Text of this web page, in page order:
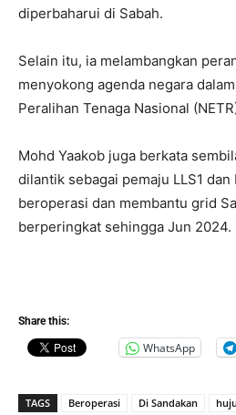
diperbaharui di Sabah.
Selain itu, ia melambangkan
menyokong agenda negara
Peralihan Tenaga Nasional
Mohd Yaakob juga berkata
dilantik sebagai pemaju LLS1 dan
beroperasi dan membantu grid
berperingkat sehingga Jun 2024.
Share this:
WhatsApp
TAGS Beroperasi Di Sandakan